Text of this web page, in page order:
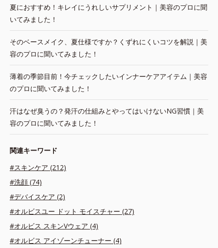
夏におすすめ！キレイにうれしいサプリメント｜美容のプロに聞
いてみました！
そのベースメイク、夏仕様ですか？くずれにくいコツを解説｜美
容のプロに聞いてみました！
薄着の季節目前！今チェックしたいインナーケアアイテム｜美容
のプロに聞いてみました！
汗はなぜ臭うの？発汗の仕組みとやってはいけないNG習慣｜美
容のプロに聞いてみました！
関連キーワード
#スキンケア (212)
#洗顔 (74)
#デバイスケア (2)
#オルビスユー ドット モイスチャー (27)
#オルビス スキンVウェア (4)
#オルビス アイゾーンチューナー (4)